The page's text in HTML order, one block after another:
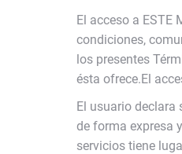
El acceso a ESTE
condiciones,
los presentes
ésta ofrece.El
El usuario declara
de forma expresa
servicios tiene